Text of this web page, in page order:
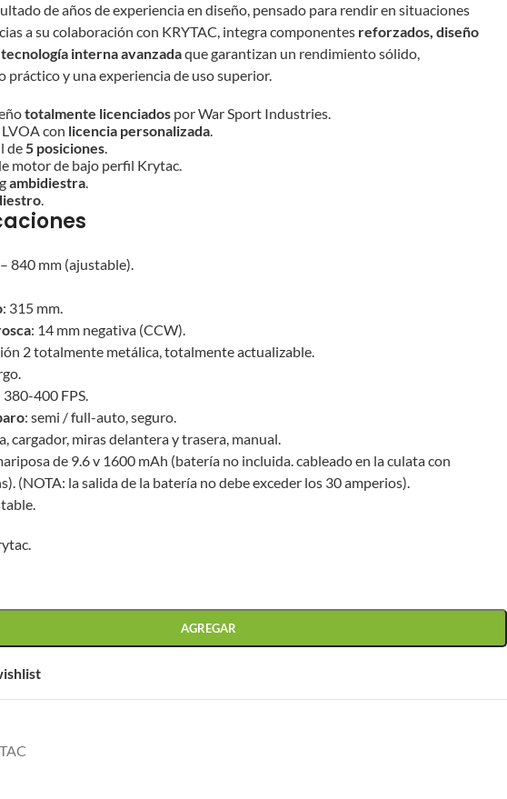
de años de experiencia en diseño, pensado para rendir en situaciones
a su colaboración con KRYTAC, integra componentes reforzados, diseño
interna avanzadaque garantizan un rendimiento sólido,
práctico y una experiencia de uso superior.
totalmente licenciados por War Sport Industries.
con licencia personalizada.
de5 posiciones.
motor de bajo perfil Krytac.
ambidiestra.
.
840 mm (ajustable).
: 315 mm.
: 14 mm negativa (CCW).
2 totalmente metálica, totalmente actualizable.
380-400 FPS.
: semi / full-auto, seguro.
cargador, miras delantera y trasera, manual.
de 9.6 v 1600 mAh (batería no incluida. cableado en la culata con
(NOTA: la salida de la batería no debe exceder los 30 amperios).
AGREGAR